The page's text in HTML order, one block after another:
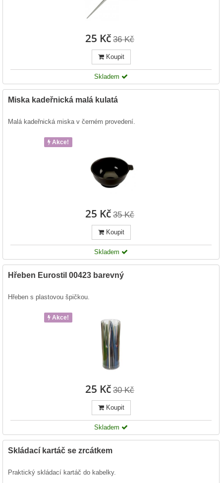
25 Kč 36 Kč
Koupit
Skladem
Miska kadeřnická malá kulatá
Malá kadeřnická miska v černém provedení.
Akce!
25 Kč 35 Kč
Koupit
Skladem
Hřeben Eurostil 00423 barevný
Hřeben s plastovou špičkou.
Akce!
25 Kč 30 Kč
Koupit
Skladem
Skládací kartáč se zrcátkem
Praktický skládací kartáč do kabelky.